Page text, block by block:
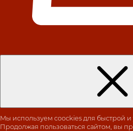
Мы используем coockies для быстрой и
Продолжая пользоваться сайтом, вы